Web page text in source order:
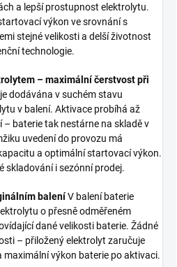
a lepší prostupnost elektrolytu.
výkon ve srovnání s
stejné velikosti a delší životnost
technologie.
– maximální čerstvost při
dodávána v suchém stavu
v balení. Aktivace probíhá až
baterie tak nestárne na skladě v
uvedení do provozu má
a optimální startovací výkon.
skladování i sezónní prodej.
baleníV balení baterie
o přesně odměřeném
dané velikosti baterie. Žádné
– přiložený elektrolyt zaručuje
maximální výkon baterie po aktivaci.